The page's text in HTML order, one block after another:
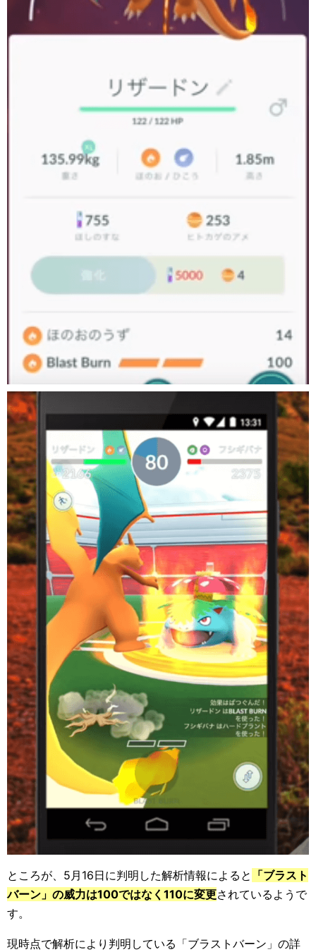
ところが、5月16日に判明した解析情報によると 「ブラスト
バーン」の威力は100ではなく110に変更されているようで
す。
現時点で解析により判明している「ブラストバーン」の詳